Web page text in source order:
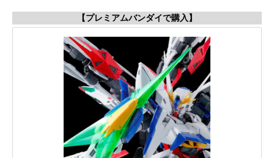
【プレミアムバンダイで購入】